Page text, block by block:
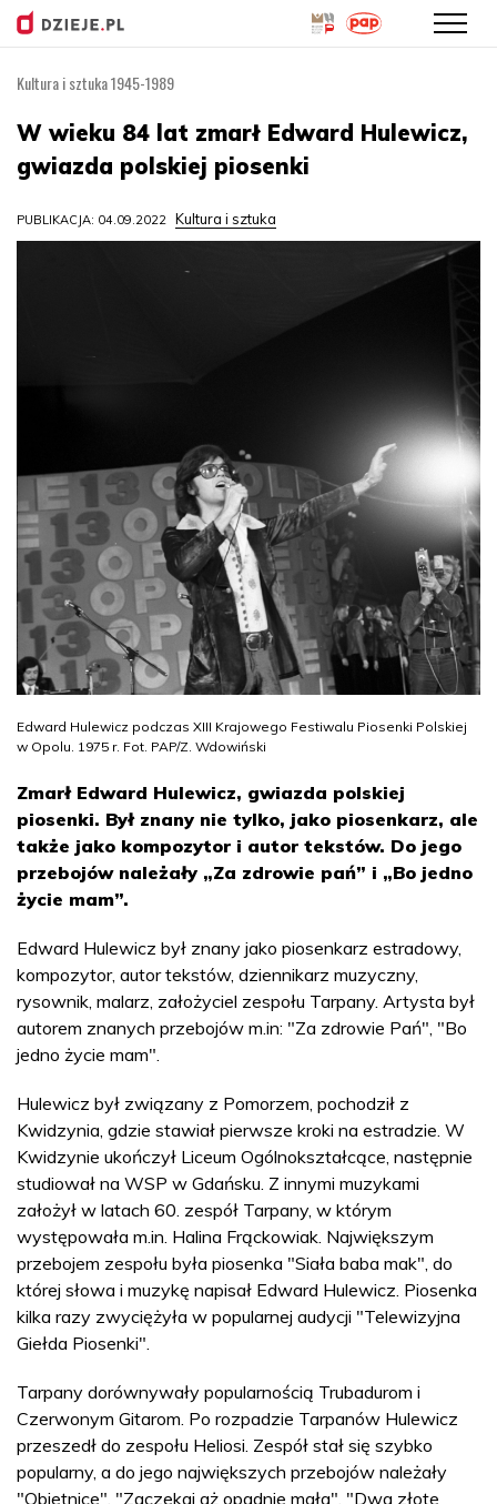
treści
Kultura i sztuka 1945-1989
W wieku 84 lat zmarł Edward Hulewicz,
gwiazda polskiej piosenki
PUBLIKACJA: 04.09.2022 Kultura i sztuka
Edward Hulewicz podczas XIII Krajowego Festiwalu Piosenki Polskiej
w Opolu. 1975 r. Fot. PAP/Z. Wdowiński
Zmarł Edward Hulewicz, gwiazda polskiej
piosenki. Był znany nie tylko, jako piosenkarz, ale
także jako kompozytor i autor tekstów. Do jego
przebojów należały „Za zdrowie pań” i „Bo jedno
życie mam”.
Edward Hulewicz był znany jako piosenkarz estradowy,
kompozytor, autor tekstów, dziennikarz muzyczny,
rysownik, malarz, założyciel zespołu Tarpany. Artysta był
autorem znanych przebojów m.in: "Za zdrowie Pań", "Bo
jedno życie mam".
Hulewicz był związany z Pomorzem, pochodził z
Kwidzynia, gdzie stawiał pierwsze kroki na estradzie. W
Kwidzynie ukończył Liceum Ogólnokształcące, następnie
studiował na WSP w Gdańsku. Z innymi muzykami
założył w latach 60. zespół Tarpany, w którym
występowała m.in. Halina Frąckowiak. Największym
przebojem zespołu była piosenka "Siała baba mak", do
której słowa i muzykę napisał Edward Hulewicz. Piosenka
kilka razy zwyciężyła w popularnej audycji "Telewizyjna
Giełda Piosenki".
Tarpany dorównywały popularnością Trubadurom i
Czerwonym Gitarom. Po rozpadzie Tarpanów Hulewicz
przeszedł do zespołu Heliosi. Zespół stał się szybko
popularny, a do jego największych przebojów należały
"Obietnice", "Zaczekaj aż opadnie mgła", "Dwa złote